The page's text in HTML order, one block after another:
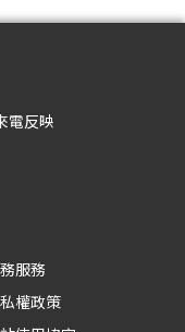
電反映
服務
權政策